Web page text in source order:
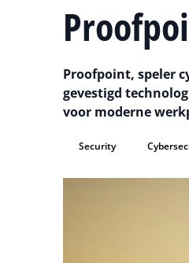
Proofpoint, speler
gevestigd
voor moderne
Security